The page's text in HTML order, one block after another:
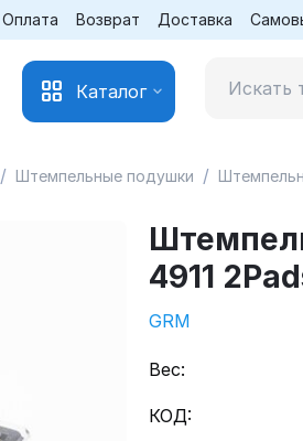
Оплата Возврат Доставка
Каталог
/ Штемпельные подушки /
4911
GRM
Вес:
КОД: